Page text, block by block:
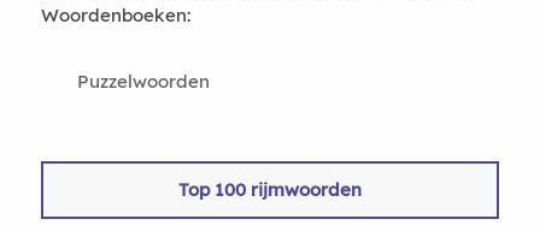
Woordenboeken:
Puzzelwoorden
Top 100 rijmwoorden